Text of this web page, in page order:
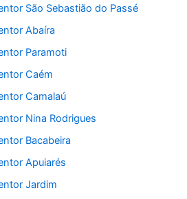
São Sebastião do Passé
Abaíra
Paramoti
Caém
Camalaú
Nina Rodrigues
Bacabeira
Apuiarés
Jardim